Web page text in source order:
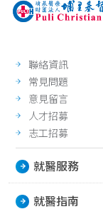
聯絡資訊
常見問題
意見留言
人才招募
志工招募
就醫服務
就醫指南